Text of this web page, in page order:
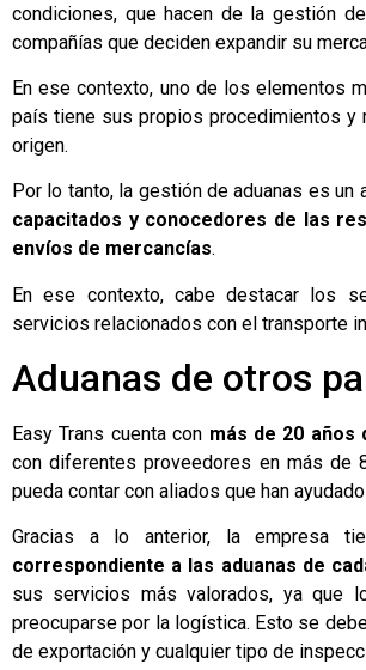
condiciones, que hacen de lagestión
compañías que deciden expandir su
En ese contexto, uno de los elementos
país tiene sus propios procedimientos y
origen.
Por lo tanto, la gestión de aduanas es un
capacitados y conocedores de las
envíos de mercancías.
En ese contexto, cabe destacar los
servicios relacionados con el transporte
Aduanas de otros
Easy Trans cuenta con más de 20
con diferentes proveedores en más de
pueda contar con aliados que han
Gracias a lo anterior, la empresa
correspondiente a las aduanas de
sus servicios más valorados, ya que
preocuparse por la logística. Esto se
de exportación y cualquier tipo de